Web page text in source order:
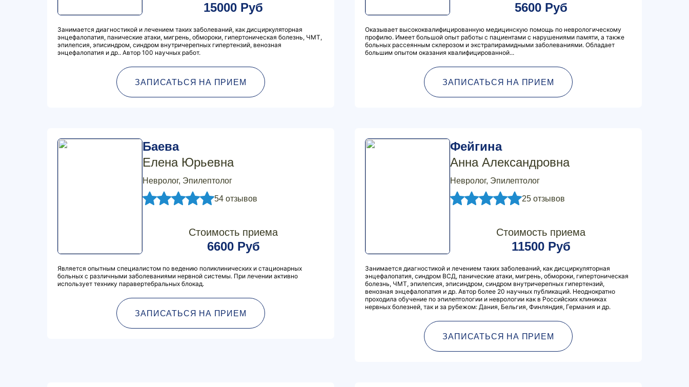
15000 Руб
Занимается диагностикой и лечением таких заболеваний, как дисциркуляторная
энцефалопатия, панические атаки, мигрень, обмороки, гипертоническая болезнь, ЧМТ,
эпилепсия, эписиндром, синдром внутричерепных гипертензий, венозная
энцефалопатия и др.. Автор 100 научных работ.
ЗАПИСАТЬСЯ НА ПРИЕМ
5600 Руб
Оказывает высококвалифицированную медицинскую помощь по неврологическому
профилю. Имеет большой опыт работы с пациентами с нарушениями памяти, а также
больных рассеянным склерозом и экстрапирамидными заболеваниями. Обладает
большим опытом оказания квалифицированной...
ЗАПИСАТЬСЯ НА ПРИЕМ
Баева
Елена Юрьевна
Невролог, Эпилептолог
54 отзывов
Стоимость приема
6600 Руб
Является опытным специалистом по ведению поликлинических и стационарных
больных с различными заболеваниями нервной системы. При лечении активно
использует технику паравертебральных блокад.
ЗАПИСАТЬСЯ НА ПРИЕМ
Фейгина
Анна Александровна
Невролог, Эпилептолог
25 отзывов
Стоимость приема
11500 Руб
Занимается диагностикой и лечением таких заболеваний, как дисциркуляторная
энцефалопатия, синдром ВСД, панические атаки, мигрень, обмороки, гипертоническая
болезнь, ЧМТ, эпилепсия, эписиндром, синдром внутричерепных гипертензий,
венозная энцефалопатия и др. Автор более 20 научных публикаций. Неоднократно
проходила обучение по эпилептологии и неврологии как в Российских клиниках
нервных болезней, так и за рубежом: Дания, Бельгия, Финляндия, Германия и др.
ЗАПИСАТЬСЯ НА ПРИЕМ